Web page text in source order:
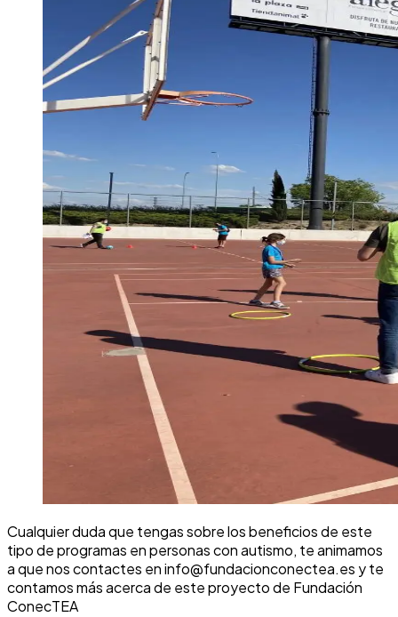
Cualquier duda que tengas sobre los beneficios de este
tipo de programas en personas con autismo, te animamos
a que nos contactes en info@fundacionconectea.es y te
contamos más acerca de este proyecto de Fundación
ConecTEA